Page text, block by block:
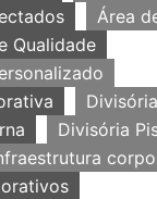
Área
Qualidade
Divisória